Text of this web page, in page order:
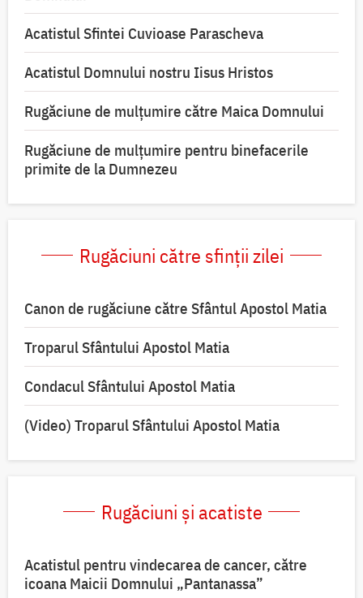
Acatistul Sfintei Cuvioase Parascheva
Acatistul Domnului nostru Iisus Hristos
Rugăciune de mulţumire către Maica Domnului
Rugăciune de mulțumire pentru binefacerile
primite de la Dumnezeu
Rugăciuni către sfinții zilei
Canon de rugăciune către Sfântul Apostol Matia
Troparul Sfântului Apostol Matia
Condacul Sfântului Apostol Matia
(Video) Troparul Sfântului Apostol Matia
Rugăciuni și acatiste
Acatistul pentru vindecarea de cancer, către
icoana Maicii Domnului „Pantanassa”